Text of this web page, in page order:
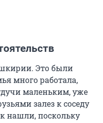
Это были
много работала,
маленьким, уже
залез к соседу
нашли, поскольку